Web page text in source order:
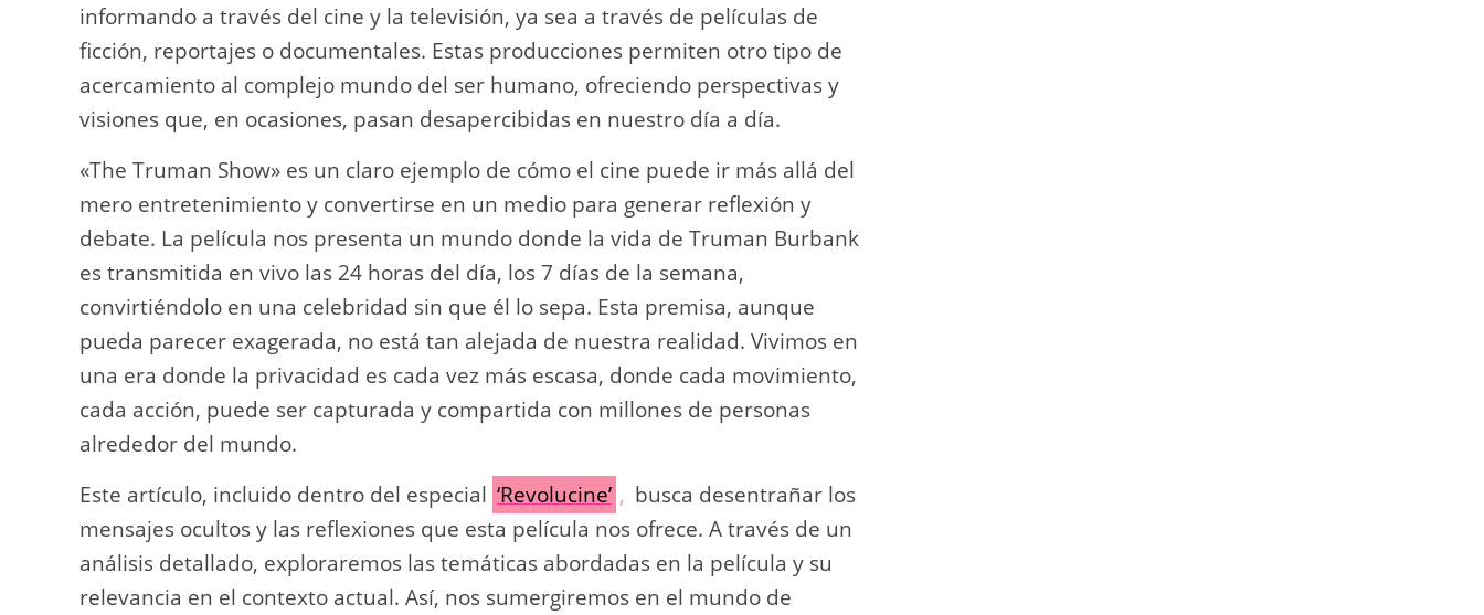
informando a través del cine y la televisión, ya sea a través de películas de
ficción, reportajes o documentales. Estas producciones permiten otro tipo de
acercamiento al complejo mundo del ser humano, ofreciendo perspectivas y
visiones que, en ocasiones, pasan desapercibidas en nuestro día a día.
«The Truman Show» es un claro ejemplo de cómo el cine puede ir más allá del
mero entretenimiento y convertirse en un medio para generar reflexión y
debate. La película nos presenta un mundo donde la vida de Truman Burbank
es transmitida en vivo las 24 horas del día, los 7 días de la semana,
convirtiéndolo en una celebridad sin que él lo sepa. Esta premisa, aunque
pueda parecer exagerada, no está tan alejada de nuestra realidad. Vivimos en
una era donde la privacidad es cada vez más escasa, donde cada movimiento,
cada acción, puede ser capturada y compartida con millones de personas
alrededor del mundo.
Este artículo, incluido dentro del especial ‘Revolucine’ , busca desentrañar los
mensajes ocultos y las reflexiones que esta película nos ofrece. A través de un
análisis detallado, exploraremos las temáticas abordadas en la película y su
relevancia en el contexto actual. Así, nos sumergiremos en el mundo de